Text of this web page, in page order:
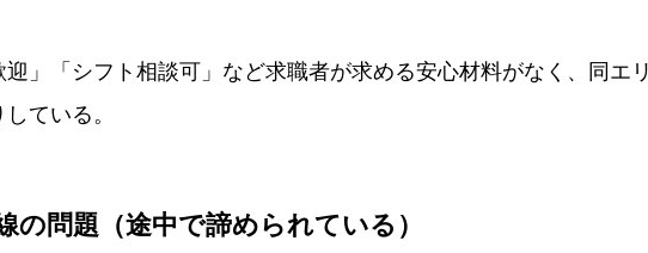
迎」「シフト相談可」など求職者が求める安心材料がなく、同エ
ている。
問題（途中で諦められている）